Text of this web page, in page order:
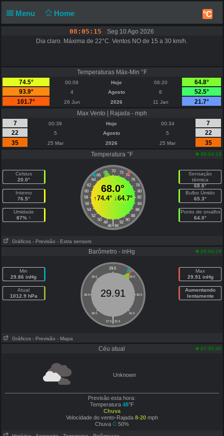
Menu Home °C
08:05:15
Seg 10 Ago 2026
Dia claro. Máxima de 22°C. Ventos NO de 15 a 30 km/h.
Temperaturas Máx-Min °F
74.5°
00:09 Hoje 06:20
64.8°
93.9°
4 Agosto 8
52.5°
101.7°
26 Jun 2026 11 Jan
21.7°
Max Vento | Rajada - mph
7
00:39 Hoje 00:34
7
22
5 Agosto 5
22
35
25 Mar 2026 25 Mar
35
Temperatura °F
08:04:19
Celsius
20.0°
Interno
76.5°
Umidade
87% ↑
70
68 72
66
74
64
76
62
78
60
80
58
82
56
84
54
86
52
88
50
90
48 92
|
46 94
68.0°
↑74.4°↓64.7°
Sensação
térmica
68.6°
Bulbo Úmido
65.3°
Ponto de orvalho
64.0°
Gráficos - Previsão - Extra sensors
Barômetro - inHg 08:04:19
Min
29.86 inHg
Atual
1012.9 hPa
29.5
29.0 30.0
28.5 30.5
28.0 31.0
|
27.5 31.5
29.91
Max
29.91 inHg
Aumentando
lentamente
Gráficos - Previsão - Mapa
Céu atual 07:55:00
Unknown
Previsão esta hora:
Temperatura 48°F
Chuva
Velocidade do vento-Rajada 8-20mph
Chuva
50%